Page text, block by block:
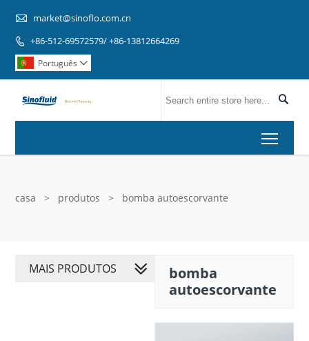
 market@sinoflo.com.cn
 +86-512-69572579/ +86-13812664269
Português 

casa > produtos > bomba autoescorvante
bomba
autoescorvante
MAIS PRODUTOS